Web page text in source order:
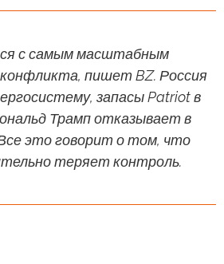
с самым масштабным
конфликта, пишет BZ. Россия
запасы Patriot в
Трамп отказывает в
это говорит о том, что
теряет контроль.